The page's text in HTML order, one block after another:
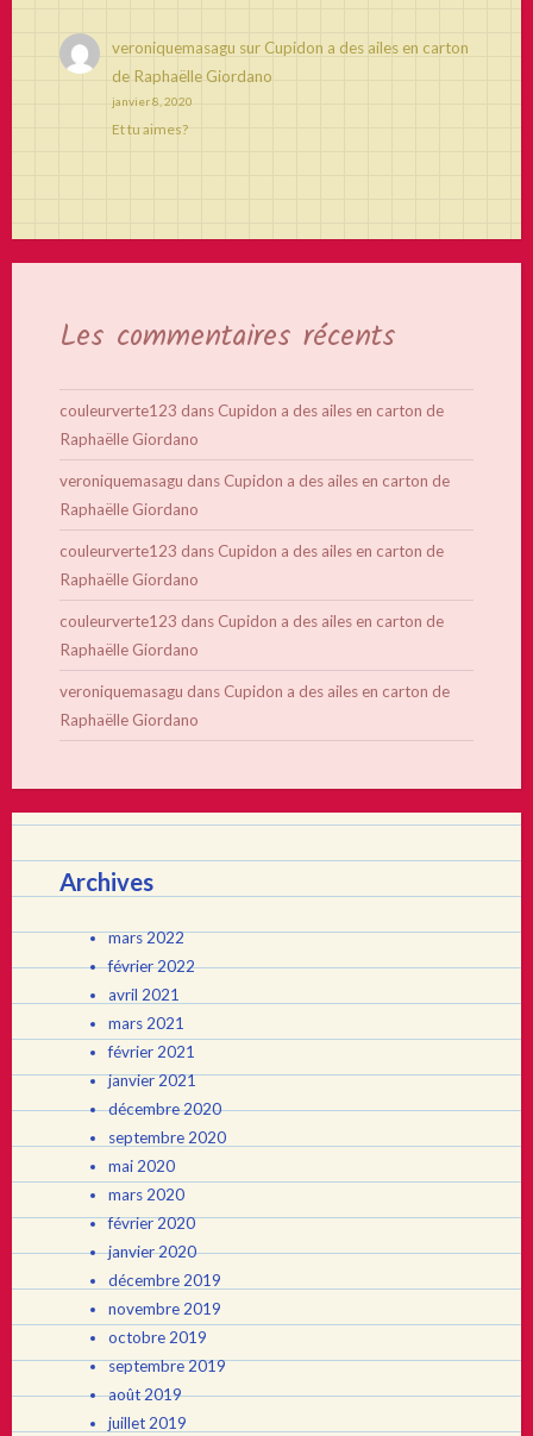
veroniquemasagu sur Cupidon a des ailes en carton
de Raphaëlle Giordano
janvier 8, 2020
Et tu aimes?
Les commentaires récents
couleurverte123 dans Cupidon a des ailes en carton de
Raphaëlle Giordano
veroniquemasagu dans Cupidon a des ailes en carton de
Raphaëlle Giordano
couleurverte123 dans Cupidon a des ailes en carton de
Raphaëlle Giordano
couleurverte123 dans Cupidon a des ailes en carton de
Raphaëlle Giordano
veroniquemasagu dans Cupidon a des ailes en carton de
Raphaëlle Giordano
Archives
mars 2022
février 2022
avril 2021
mars 2021
février 2021
janvier 2021
décembre 2020
septembre 2020
mai 2020
mars 2020
février 2020
janvier 2020
décembre 2019
novembre 2019
octobre 2019
septembre 2019
août 2019
juillet 2019